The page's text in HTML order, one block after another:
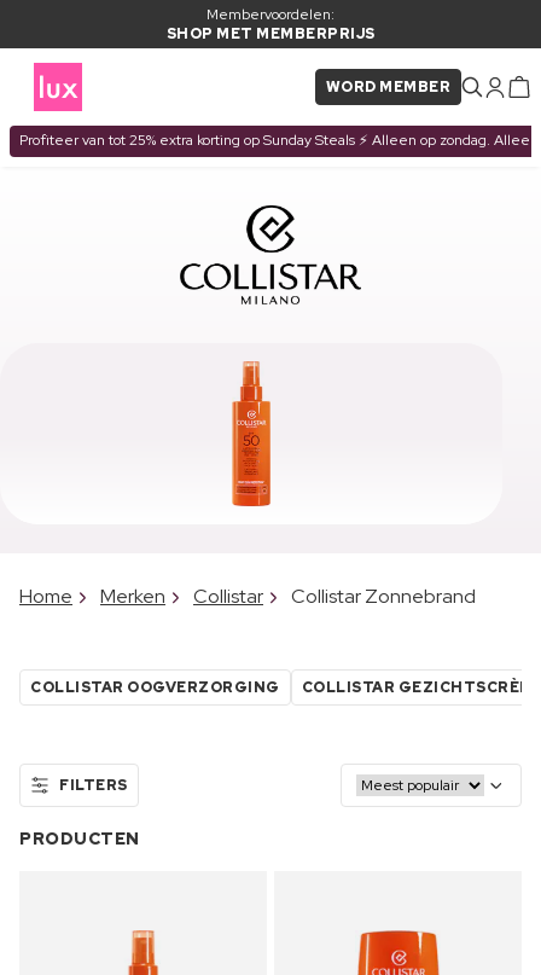
Membervoordelen:
SHOP MET MEMBERPRIJS
WORD MEMBER
Profiteer van tot 25% extra korting op Sunday Steals ⚡ Alleen op zondag.
Home Merken Collistar Collistar Zonnebrand
COLLISTAR OOGVERZORGING COLLISTAR
FILTERS
PRODUCTEN